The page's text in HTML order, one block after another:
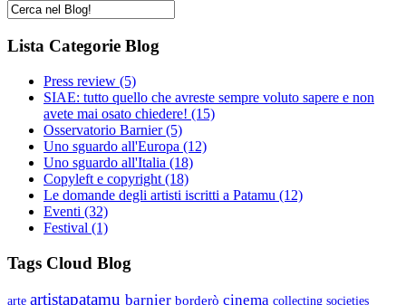
Lista Categorie Blog
Press review (5)
SIAE: tutto quello che avreste sempre voluto sapere e non
avete mai osato chiedere! (15)
Osservatorio Barnier(5)
Uno sguardo all'Europa (12)
Uno sguardo all'Italia (18)
Copyleft e copyright (18)
Le domande degli artisti iscritti a Patamu (12)
Eventi (32)
Festival (1)
Tags Cloud Blog
arte artistapatamu barnier borderò cinema collecting societies